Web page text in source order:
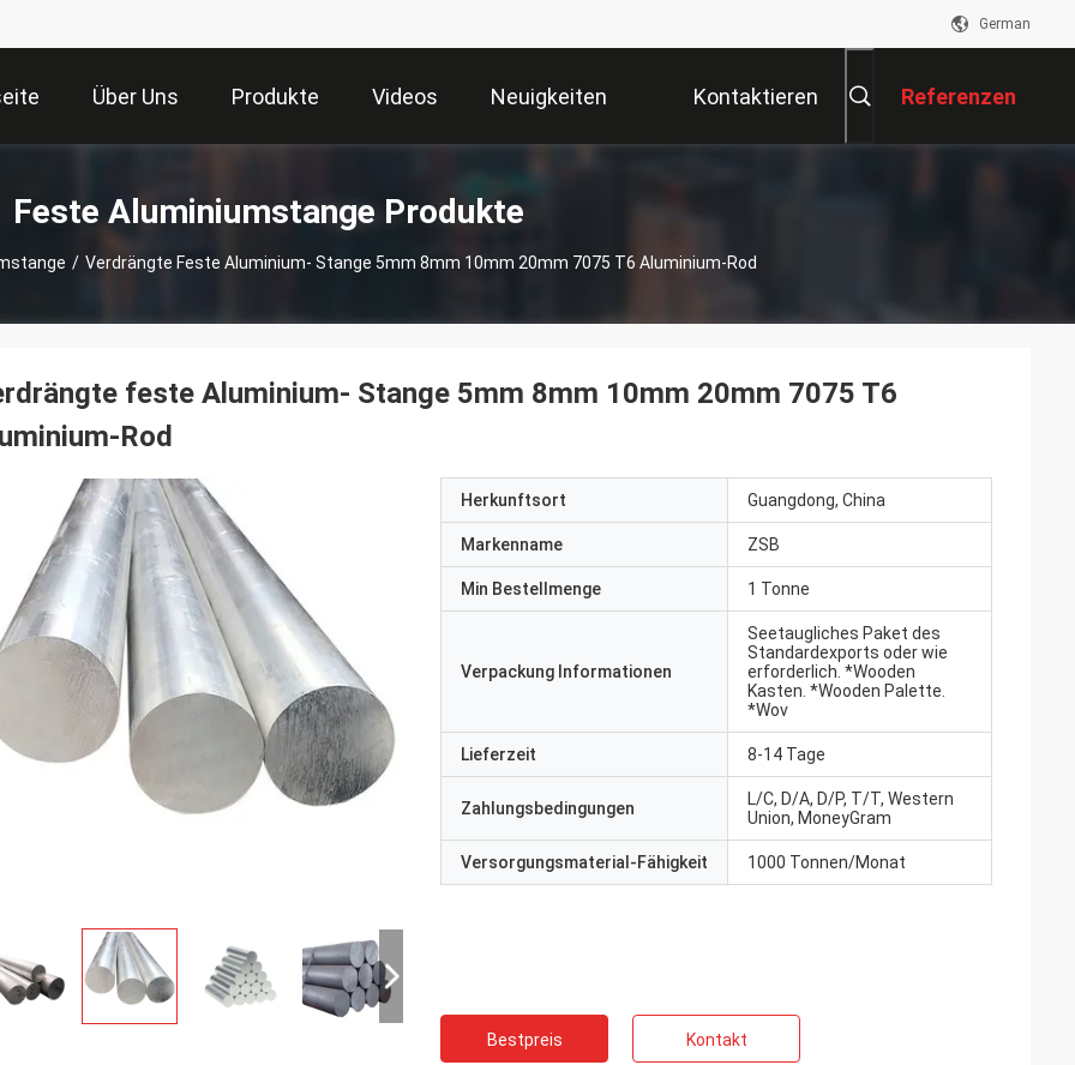
German
Über Uns Produkte Videos Neuigkeiten Kontaktieren Referenzen
Feste Aluminiumstange Produkte
/ Verdrängte Feste Aluminium- Stange 5mm 8mm 10mm 20mm 7075 T6 Aluminium-Rod
feste Aluminium- Stange 5mm 8mm 10mm 20mm 7075 T6
Rod
Herkunftsort Guangdong, China
Markenname ZSB
Min Bestellmenge 1 Tonne
Verpackung Informationen
Seetaugliches Paket des
Standardexports oder wie
erforderlich. *Wooden
Kasten. *Wooden Palette.
*Wov
Lieferzeit 8-14 Tage
Zahlungsbedingungen
L/C, D/A, D/P, T/T, Western
Union, MoneyGram
Versorgungsmaterial-Fähigkeit 1000 Tonnen/Monat
Bestpreis Kontakt